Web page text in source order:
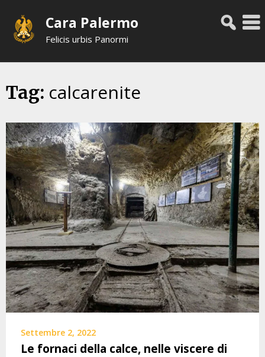
content
Cara Palermo
Felicis urbis Panormi
Tag: calcarenite
Settembre 2, 2022
Le fornaci della calce, nelle viscere di